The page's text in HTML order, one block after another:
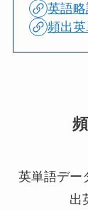
英語
頻出
英単語デー
出